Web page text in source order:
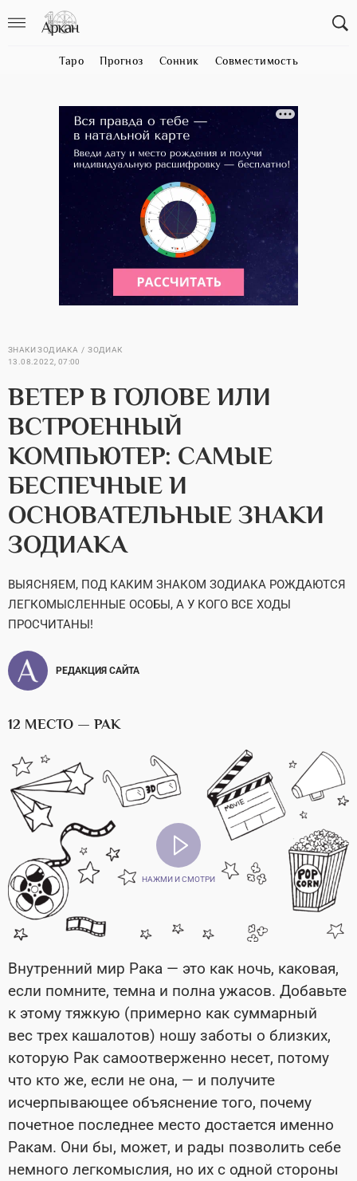
Таро Прогноз Сонник Совместимость
ЗНАКИ ЗОДИАКА
ЗОДИАК
13.08.2022, 07:00
ВЕТЕР В ГОЛОВЕ ИЛИ
ВСТРОЕННЫЙ
КОМПЬЮТЕР: САМЫЕ
БЕСПЕЧНЫЕ И
ОСНОВАТЕЛЬНЫЕ ЗНАКИ
ЗОДИАКА
ВЫЯСНЯЕМ, ПОД КАКИМ ЗНАКОМ ЗОДИАКА РОЖДАЮТСЯ
ЛЕГКОМЫСЛЕННЫЕ ОСОБЫ, А У КОГО ВСЕ ХОДЫ
ПРОСЧИТАНЫ!
РЕДАКЦИЯ САЙТА
12 МЕСТО — РАК
НАЖМИ И СМОТРИ
Внутренний мир Рака — это как ночь, каковая,
если помните, темна и полна ужасов. Добавьте
к этому тяжкую (примерно как суммарный
вес трех кашалотов) ношу заботы о близких,
которую Рак самоотверженно несет, потому
что кто же, если не она, — и получите
исчерпывающее объяснение того, почему
почетное последнее место достается именно
Ракам. Они бы, может, и рады позволить себе
немного легкомыслия, но их с одной стороны